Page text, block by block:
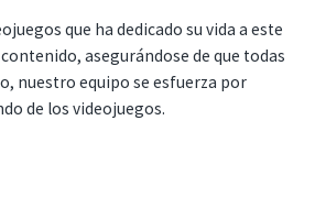
que ha dedicado su vida a este
asegurándose de que todas
nuestro equipo se esfuerza por
de los videojuegos.